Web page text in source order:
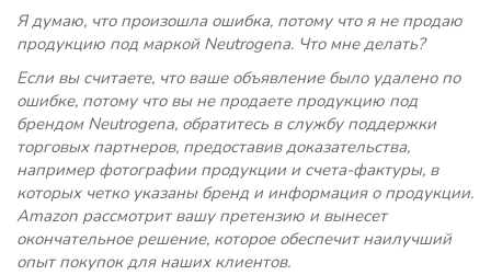
Я думаю, что произошла ошибка, потому что я не продаю
продукцию под маркой Neutrogena. Что мне делать?
Если вы считаете, что ваше объявление было удалено по
ошибке, потому что вы не продаете продукцию под
брендом Neutrogena, обратитесь в службу поддержки
торговых партнеров, предоставив доказательства,
например фотографии продукции и счета-фактуры, в
которых четко указаны бренд и информация о продукции.
Amazon рассмотрит вашу претензию и вынесет
окончательное решение, которое обеспечит наилучший
опыт покупок для наших клиентов.